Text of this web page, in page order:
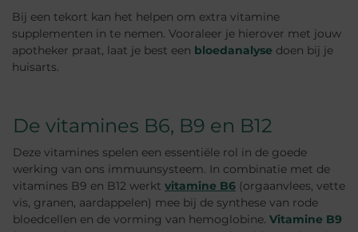
Bij een tekort kan het helpen om extra vitamine
supplementen in te nemen. Vooraleer je hierover met jouw
apotheker praat, laat je best een bloedanalyse doen bij je
huisarts.
De vitamines B6, B9 en B12
Deze vitamines spelen een essentiële rol in de goede
werking van ons immuunsysteem. In combinatie met de
vitamines B9 en B12 werkt vitamine B6 (orgaanvlees, vette
vis, granen, aardappelen) mee bij de synthese van rode
bloedcellen en de vorming van hemoglobine. Vitamine B9